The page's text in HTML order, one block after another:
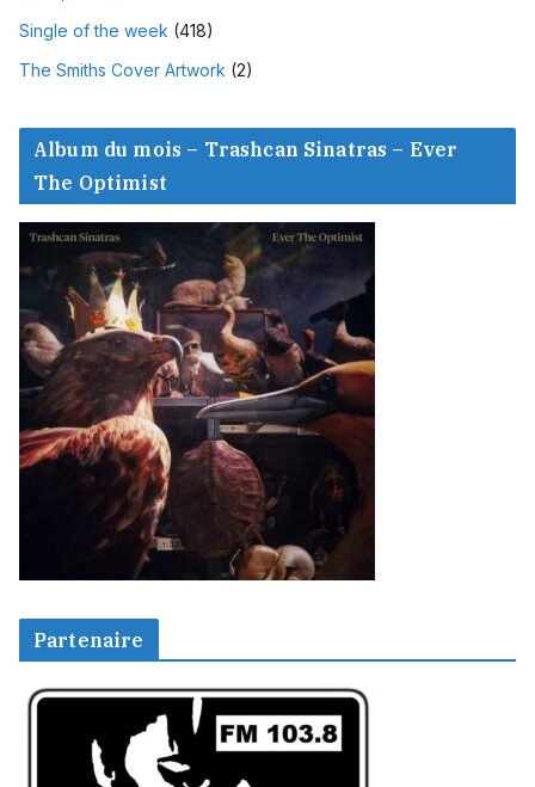
Single of the week (418)
The Smiths Cover Artwork (2)
Album du mois – Trashcan Sinatras – Ever
The Optimist
Partenaire